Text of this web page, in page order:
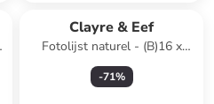
Clayre & Eef
Fotolijst naturel - (B)16 x
(H)21 x (D)2 cm
-71%